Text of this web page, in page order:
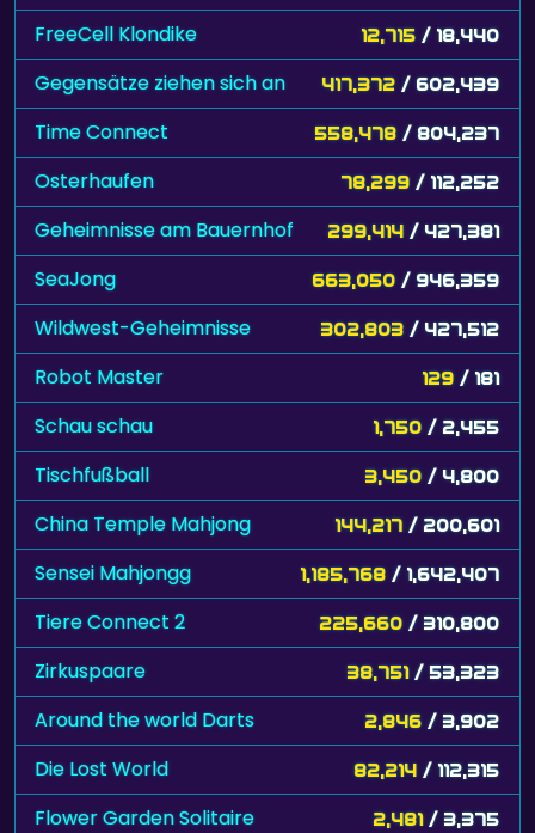
FreeCell Klondike 12,715 / 18,440
Gegensätze ziehen sich an 417,372 / 602,439
Time Connect 558,478 / 804,237
Osterhaufen 78,299 / 112,252
Geheimnisse am Bauernhof 299,414 / 427,381
SeaJong 663,050 / 946,359
Wildwest-Geheimnisse 302,803 / 427,512
Robot Master 129 / 181
Schau schau 1,750 / 2,455
Tischfußball 3,450 / 4,800
China Temple Mahjong 144,217 / 200,601
Sensei Mahjongg 1,185,768 / 1,642,407
Tiere Connect 2 225,660 / 310,800
Zirkuspaare 38,751 / 53,323
Around the world Darts 2,846 / 3,902
Die Lost World 82,214 / 112,315
Flower Garden Solitaire 2,481 / 3,375